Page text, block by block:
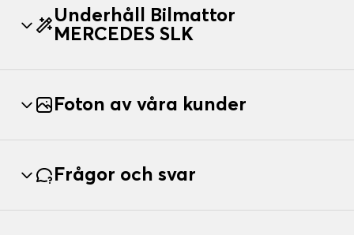
Underhåll Bilmattor
MERCEDES SLK
Foton av våra kunder
Frågor och svar